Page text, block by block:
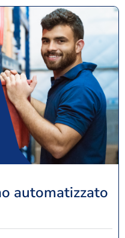
automatizzato